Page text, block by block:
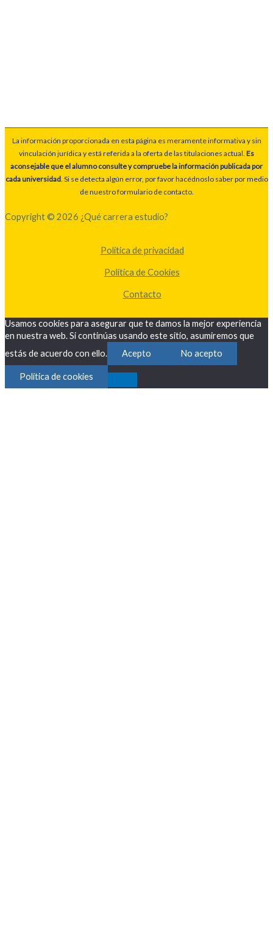
La información proporcionada en esta página es meramente informativa y sin
vinculación jurídica y está referida a la oferta de las titulaciones actual. Es
aconsejable que el alumno consulte y compruebe la información publicada por
cada universidad. Si se detecta algún error, por favor hacédnoslo saber por medio
de nuestro formulario de contacto.
Copyright © 2026 ¿Qué carrera estudio?
Política de privacidad
Política de Cookies
Contacto
Usamos cookies para asegurar que te damos la mejor experiencia
en nuestra web. Si continúas usando este sitio, asumiremos que
estás de acuerdo con ello.
Acepto No acepto
Política de cookies